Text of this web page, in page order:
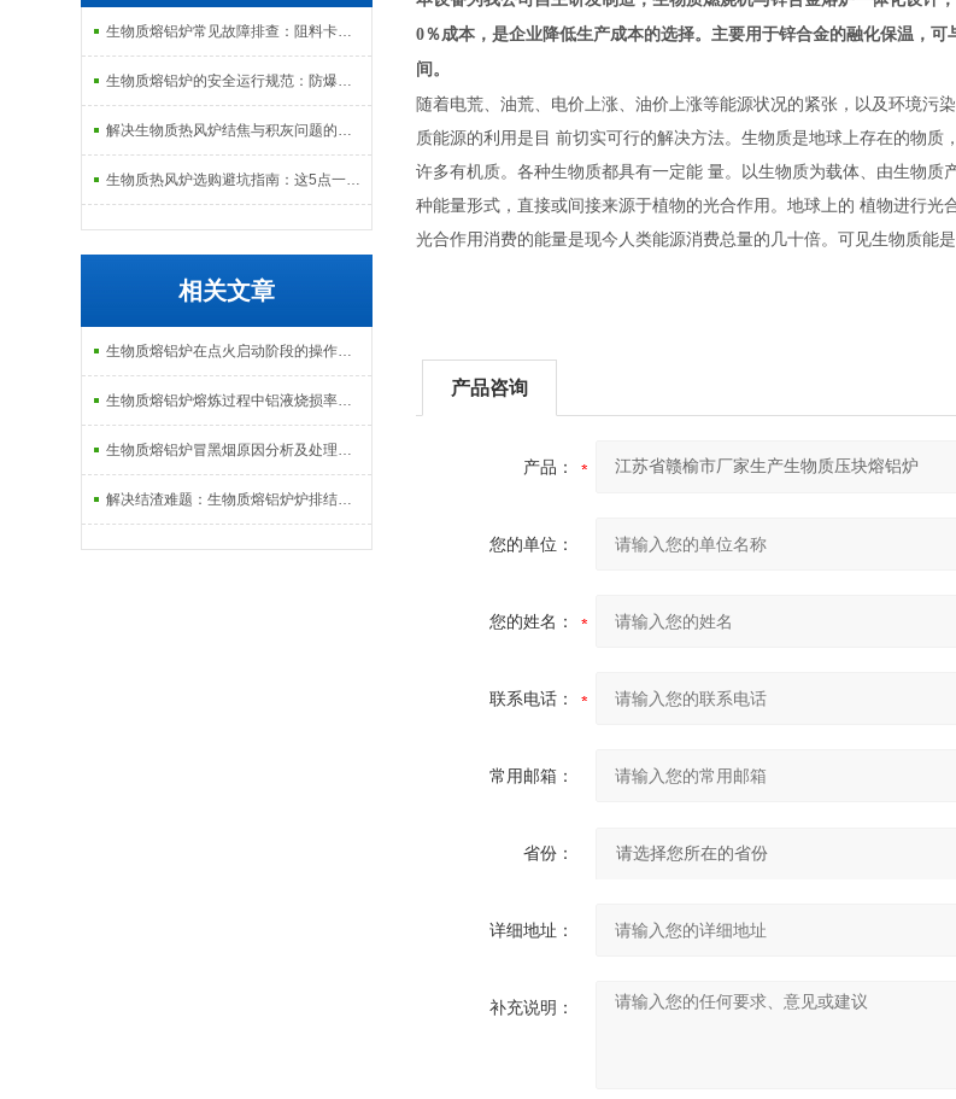
生物质熔铝炉常见故障排查：阻料卡料、火嘴结焦与烟气排放异常的处理
生物质熔铝炉的安全运行规范：防爆、防泄漏与应急处理机制
解决生物质热风炉结焦与积灰问题的关键技术路径探讨
生物质热风炉选购避坑指南：这5点一定要注意
相关文章
生物质熔铝炉在点火启动阶段的操作规范与安全防范
生物质熔铝炉熔炼过程中铝液烧损率的控制技术与经济分析
生物质熔铝炉冒黑烟原因分析及处理：从配风比到炉排堵塞的排查逻辑
解决结渣难题：生物质熔铝炉炉排结构与清灰系统的改进措施
0％成本，是企业降低生产成本的选择。主要用于锌合金的融化保温，
间。
随着电荒、油荒、电价上涨、油价上涨等能源状况的紧张，以及环境污
质能源的利用是目 前切实可行的解决方法。生物质是地球上存在的物
许多有机质。各种生物质都具有一定能 量。以生物质为载体、由生物
种能量形式，直接或间接来源于植物的光合作用。地球上的 植物进行
光合作用消费的能量是现今人类能源消费总量的几十倍。可见生物质能是
产品咨询
产品：
您的单位：
您的姓名：
联系电话：
常用邮箱：
省份：
详细地址：
补充说明：